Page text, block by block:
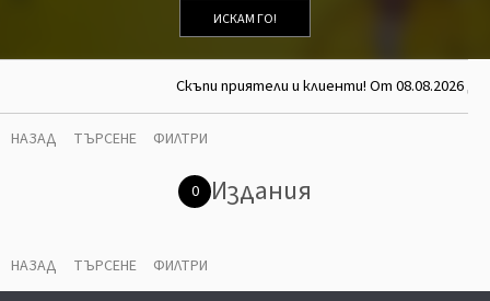
ИСКАМ ГО!
Скъпи приятели и клиенти! От 08.08.2026
НАЗАД ТЪРСЕНЕ ФИЛТРИ
0 Издания
НАЗАД ТЪРСЕНЕ ФИЛТРИ